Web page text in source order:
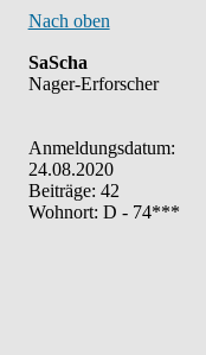
Nach oben
SaScha
Nager-Erforscher
Anmeldungsdatum:
24.08.2020
Beiträge: 42
Wohnort: D - 74***